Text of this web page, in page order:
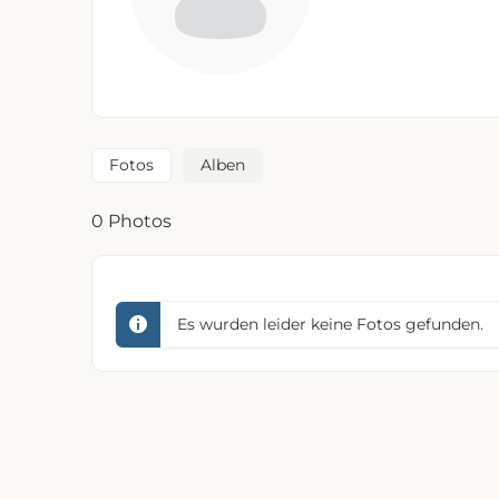
Fotos Alben
0 Photos
Es wurden leider keine Fotos gefunden.